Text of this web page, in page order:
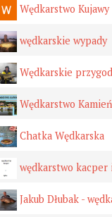
Wędkarstwo Kujawy
wędkarskie wypady
Wędkarskie
Wędkarstwo
Chatka Wędkarska
wędkarstwo kacper
Jakub Dłubak -